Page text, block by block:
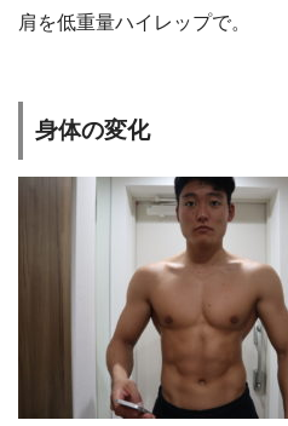
肩を低重量ハイレップで。
身体の変化